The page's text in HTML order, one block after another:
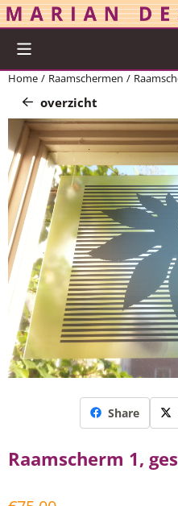
Cookievoorkeuren zijn
Home / Raamschermen /
overzicht
Share
Raamscherm 1,